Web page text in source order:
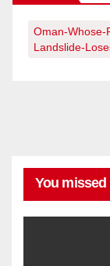
Oman-Whose-
Landslide-
You missed